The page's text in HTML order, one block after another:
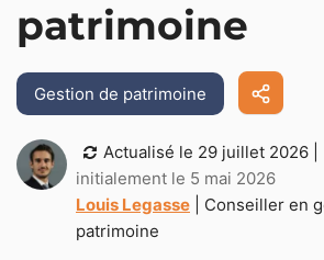
patrimoine
Gestion de patrimoine
Actualisé le 29 juillet 2026
initialement le 5 mai 2026
Louis Legasse
| Conseiller en
patrimoine